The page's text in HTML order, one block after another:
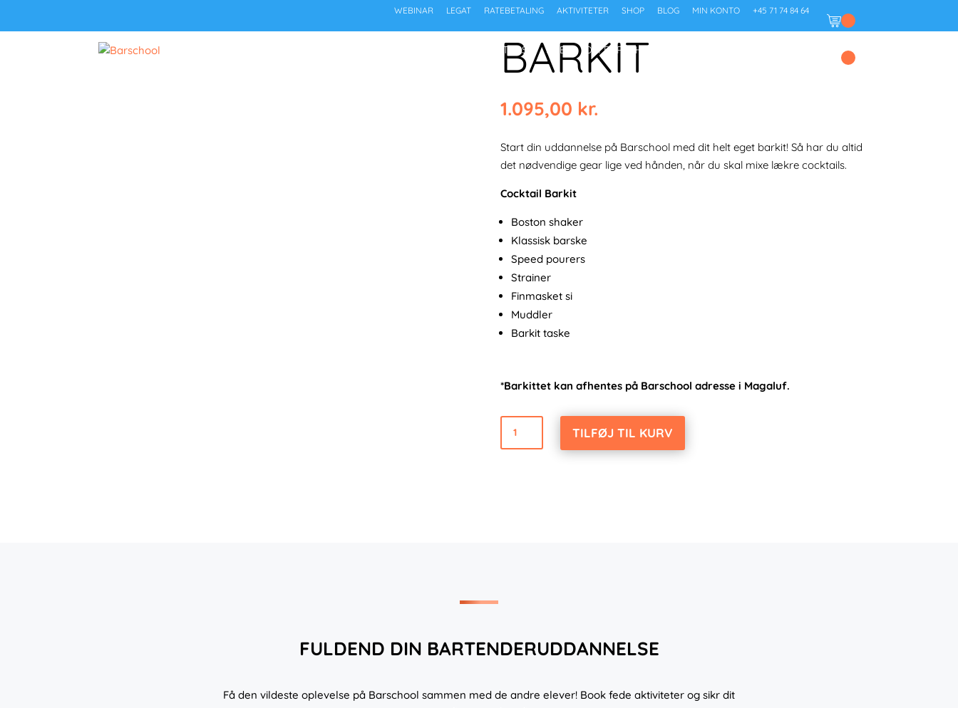
WEBINAR LEGAT RATEBETALING AKTIVITETER SHOP BLOG MIN KONTO +45 71 74 84 64
COCKTAILS JOB OM BARSCHOOL
BARKIT
1.095,00 kr.
Start din uddannelse på Barschool med dit helt eget barkit! Så har du altid
det nødvendige gear lige ved hånden, når du skal mixe lækre cocktails.
Cocktail Barkit
Boston shaker
Klassisk barske
Speed pourers
Strainer
Finmasket si
Muddler
Barkit taske
*Barkittet kan afhentes på Barschool adresse i Magaluf.
TILFØJ TIL KURV
FULDEND DIN BARTENDERUDDANNELSE
Få den vildeste oplevelse på Barschool sammen med de andre elever! Book fede aktiviteter og sikr dit